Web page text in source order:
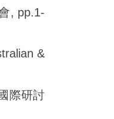
, pp.1-
&
際研討